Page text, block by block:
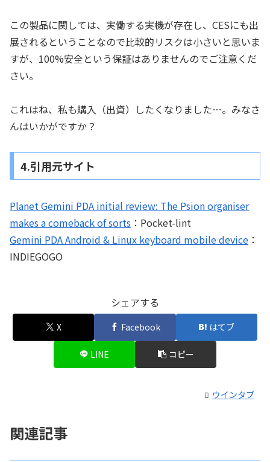
この製品に関しては、実働する実機が存在し、CESにも出
展されるということなので比較的リスクは小さいと思いま
すが、100%安全という保証はありませんのでご注意くだ
さい。
これはね、私も購入（出資）したくなりました…。みなさ
んはいかがですか？
4.引用元サイト
Planet Gemini PDA initial review: The Psion organiser
makes a comeback of sorts ：Pocket-lint
Gemini PDA Android & Linux keyboard mobile device ：
INDIEGOGO
シェアする
X Facebook はてブ
LINE コピー
ウインタブ
関連記事